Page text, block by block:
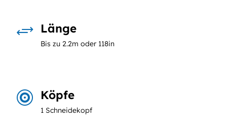
+ Länge
Bis zu 2.2m oder 118in
 Köpfe
1 Schneidekopf